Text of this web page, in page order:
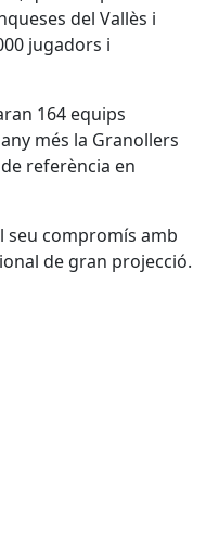
del Vallès i
jugadors i
164 equips
més la Granollers
referència en
seu compromís amb
de gran projecció.